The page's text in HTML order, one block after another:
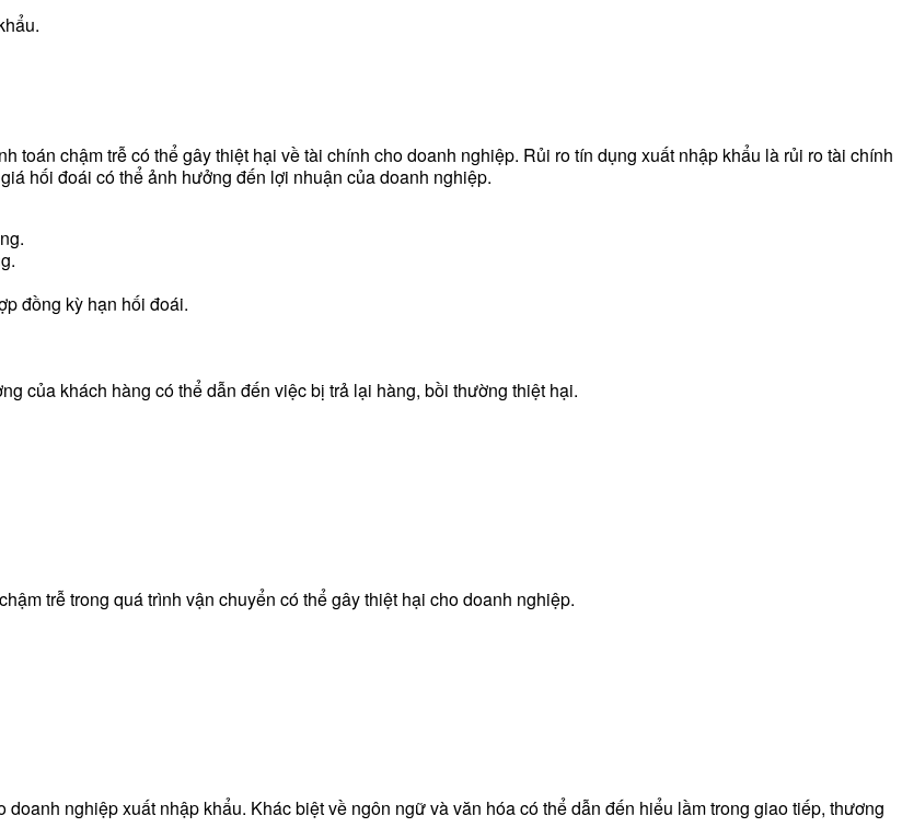
toán chậm trễ có thể gây thiệt hại về tài chính cho doanh nghiệp. Rủi ro tín dụng xuất nhập khẩu là rủi ro tài chính
hối đoái có thể ảnh hưởng đến lợi nhuận của doanh nghiệp.
đồng kỳ hạn hối đoái.
của khách hàng có thể dẫn đến việc bị trả lại hàng, bồi thường thiệt hại.
trễ trong quá trình vận chuyển có thể gây thiệt hại cho doanh nghiệp.
nghiệp xuất nhập khẩu. Khác biệt về ngôn ngữ và văn hóa có thể dẫn đến hiểu lầm trong giao tiếp, thương